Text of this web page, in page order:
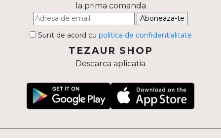
la prima comanda
Aboneaza-te
Sunt de acord cu politica de confidentialitate
TEZAUR SHOP
Descarca aplicatia